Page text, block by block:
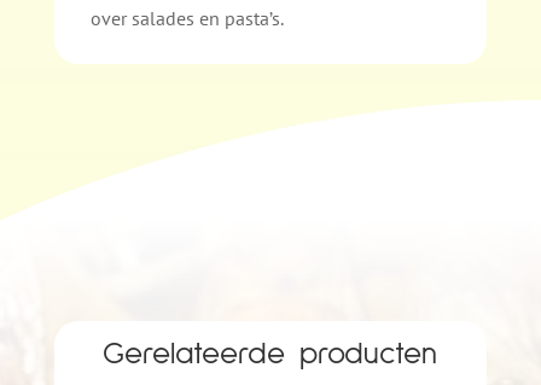
over salades en pasta’s.
Gerelateerde producten